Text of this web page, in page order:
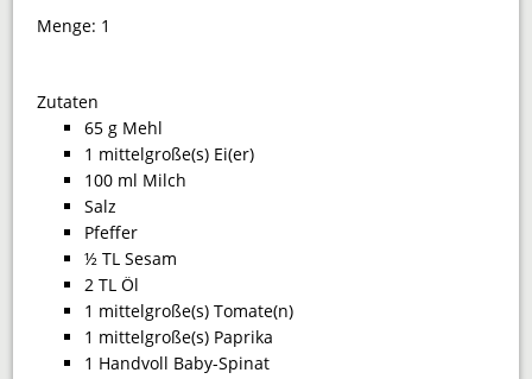
Menge: 1
Zutaten
65 g Mehl
1 mittelgroße(s) Ei(er)
100 ml Milch
Salz
Pfeffer
½ TL Sesam
2 TL Öl
1 mittelgroße(s) Tomate(n)
1 mittelgroße(s) Paprika
1 Handvoll Baby-Spinat